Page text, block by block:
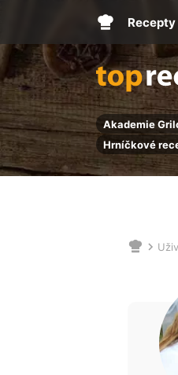
Akademie
Hrníčkové
Hlavní
stránka
Recepty
Nacházíte